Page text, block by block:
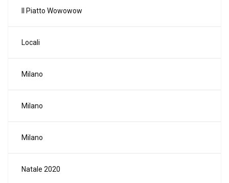
Il Piatto Wowowow
Locali
Milano
Milano
Milano
Natale 2020